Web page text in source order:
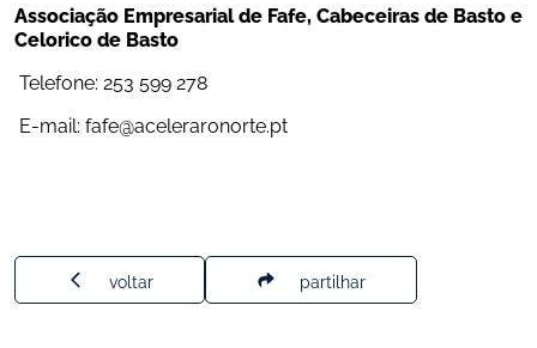
Associação Empresarial de Fafe, Cabeceiras de Basto e
Celorico de Basto
Telefone: 253 599 278
E-mail: fafe@aceleraronorte.pt
voltar partilhar